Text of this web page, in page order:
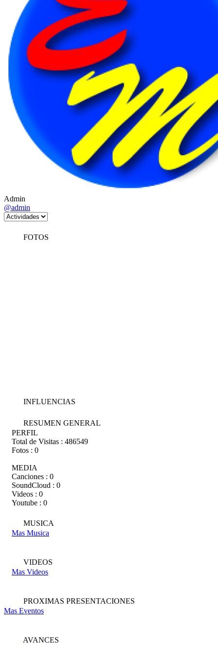
Admin
@admin
FOTOS
INFLUENCIAS
RESUMEN GENERAL
PERFIL
Total de Visitas : 486549
Fotos : 0
MEDIA
Canciones : 0
SoundCloud : 0
Videos : 0
Youtube : 0
MUSICA
Mas Musica
VIDEOS
Mas Videos
PROXIMAS PRESENTACIONES
Mas Eventos
AVANCES